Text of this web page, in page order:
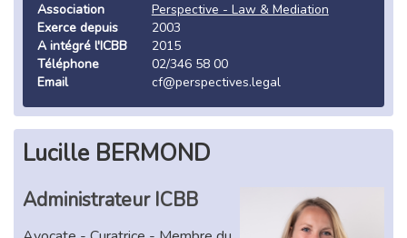
Association
Perspective - Law & Mediation
Exerce depuis
2003
A intégré l'ICBB
2015
Téléphone
02/346 58 00
Email
cf@perspectives.legal
Lucille BERMOND
Administrateur ICBB